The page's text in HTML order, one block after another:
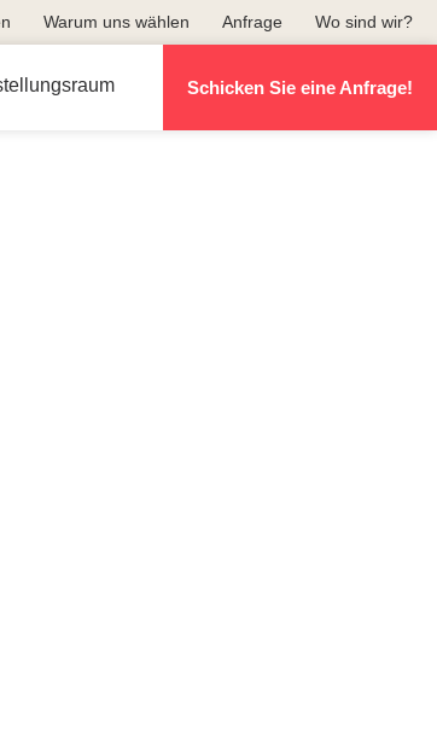
Warum uns wählen Anfrage Wo sind wir?
Schicken Sie eine Anfrage!